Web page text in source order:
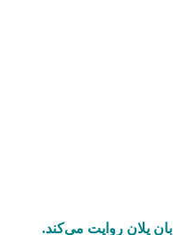
پلان روایت می‌کند.